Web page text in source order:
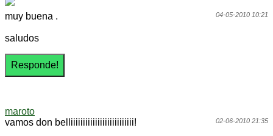
04-05-2010 10:21
muy buena .
saludos
maroto
02-06-2010 21:35
vamos don belliiiiiiiiiiiiiiiiiiiiiiiiii!